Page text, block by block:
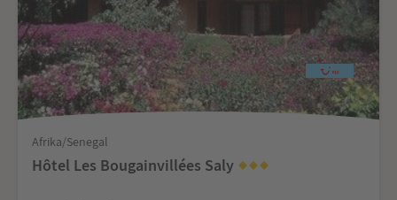
Afrika/Senegal
Hôtel Les Bougainvillées Saly